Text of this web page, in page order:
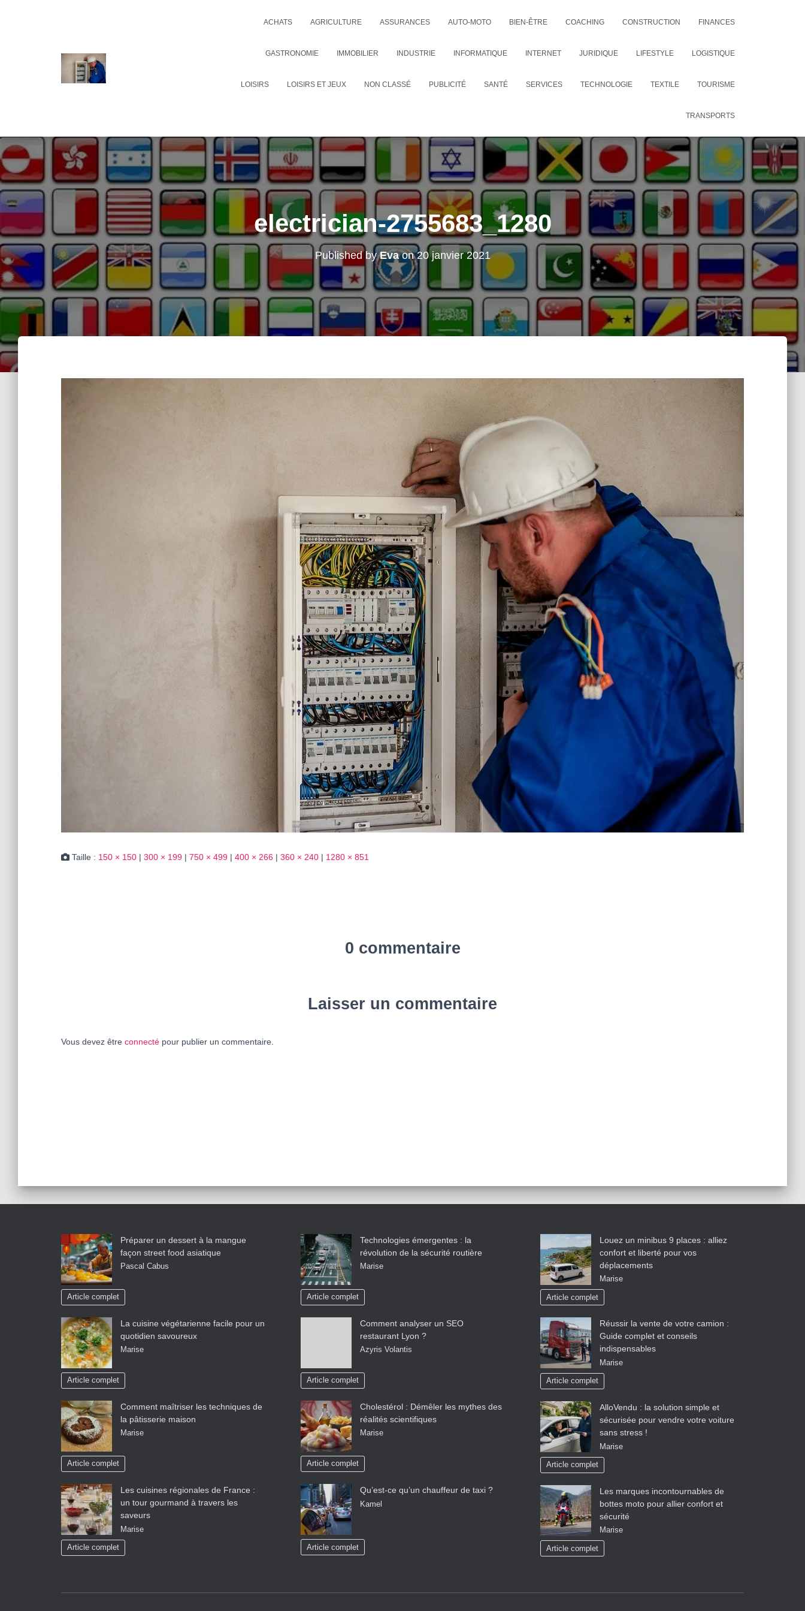
ACHATS AGRICULTURE ASSURANCES AUTO-MOTO BIEN-ÊTRE COACHING CONSTRUCTION FINANCES
GASTRONOMIE IMMOBILIER INDUSTRIE INFORMATIQUE INTERNET JURIDIQUE LIFESTYLE LOGISTIQUE
LOISIRS LOISIRS ET JEUX NON CLASSÉ PUBLICITÉ SANTÉ SERVICES TECHNOLOGIE TEXTILE TOURISME
TRANSPORTS
electrician-2755683_1280
Published byEvaon20 janvier 2021
Taille : 150 × 150 | 300 × 199 | 750 × 499 | 400 × 266 | 360 × 240 | 1280 × 851
0 commentaire
Laisser un commentaire
Vous devez être connecté pour publier un commentaire.
Préparer un dessert à la mangue
façon street food asiatique
Pascal Cabus
Article complet
La cuisine végétarienne facile pour un
quotidien savoureux
Marise
Article complet
Comment maîtriser les techniques de
la pâtisserie maison
Marise
Article complet
Les cuisines régionales de France :
un tour gourmand à travers les
saveurs
Marise
Article complet
Technologies émergentes : la
révolution de la sécurité routière
Marise
Article complet
Comment analyser un SEO
restaurant Lyon ?
Azyris Volantis
Article complet
Cholestérol : Démêler les mythes des
réalités scientifiques
Marise
Article complet
Qu’est-ce qu’un chauffeur de taxi ?
Kamel
Article complet
Louez un minibus 9 places : alliez
confort et liberté pour vos
déplacements
Marise
Article complet
Réussir la vente de votre camion :
Guide complet et conseils
indispensables
Marise
Article complet
AlloVendu : la solution simple et
sécurisée pour vendre votre voiture
sans stress !
Marise
Article complet
Les marques incontournables de
bottes moto pour allier confort et
sécurité
Marise
Article complet